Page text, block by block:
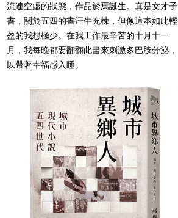
流連空虛的狀態，作品於焉誕生。真是女才子
書，關於五四的書汗牛充楝，但像這本如此輕
盈的我想極少。在我工作最辛苦的十月十一
月，我每晚都要翻翻此書來刺激多巴胺分泌，
以帶著幸福感入睡。